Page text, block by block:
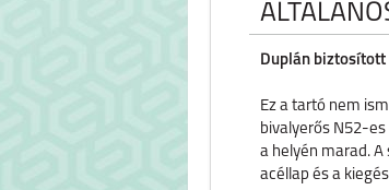
Duplán biztosított
Ez a tartó nem
bivalyerős N52-
a helyén marad.
acéllap és a